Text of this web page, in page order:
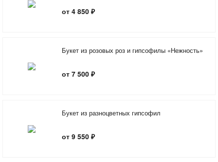
от 4 850 ₽
Букет из розовых роз и гипсофилы «Нежность»
от 7 500 ₽
Букет из разноцветных гипсофил
от 9 550 ₽